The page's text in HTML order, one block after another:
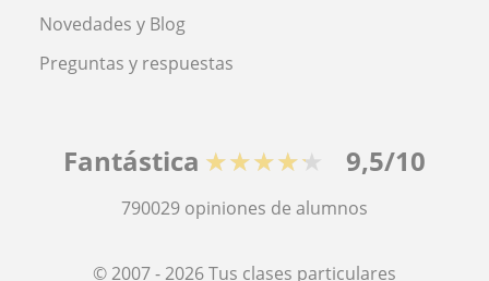
Novedades y Blog
Preguntas y respuestas
Fantástica ★★★★★ 9,5/10
790029 opiniones de alumnos
© 2007 - 2026 Tus clases particulares